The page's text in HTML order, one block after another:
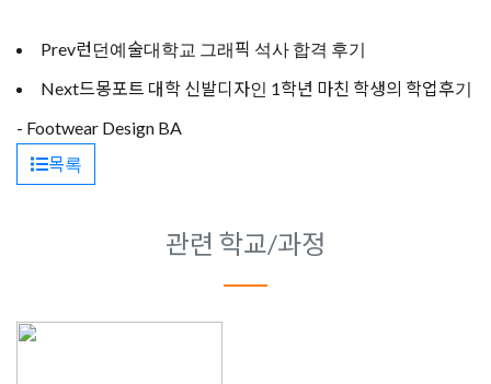
Prev런던예술대학교 그래픽 석사 합격 후기
Next드몽포트 대학 신발디자인 1학년 마친 학생의 학업후기
- Footwear Design BA
목록
관련 학교/과정